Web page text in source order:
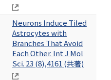
Neurons Induce Tiled
Astrocytes with
Branches That Avoid
Each Other. Int J Mol
Sci. 23 (8),4161 (共著)